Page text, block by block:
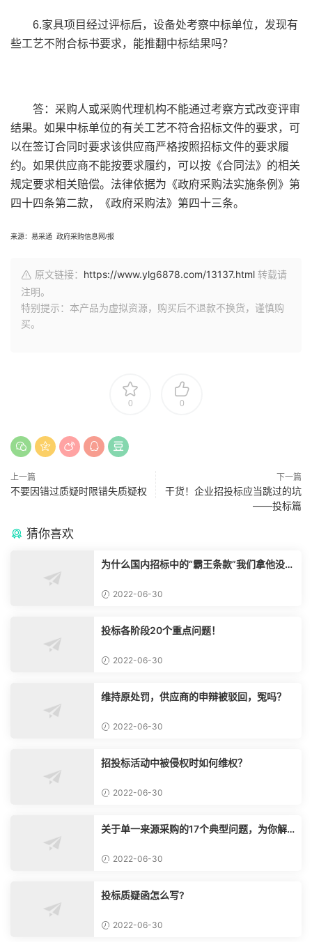
6.家具项目经过评标后，设备处考察中标单位，发现有
些工艺不附合标书要求，能推翻中标结果吗？
答：采购人或采购代理机构不能通过考察方式改变评审
结果。如果中标单位的有关工艺不符合招标文件的要求，可
以在签订合同时要求该供应商严格按照招标文件的要求履
约。如果供应商不能按要求履约，可以按《合同法》的相关
规定要求相关赔偿。法律依据为《政府采购法实施条例》第
四十四条第二款，《政府采购法》第四十三条。
来源：易采通 政府采购信息网/报
原文链接： https://www.ylg6878.com/13137.html 转载请
注明。
特别提示：本产品为虚拟资源，购买后不退款不换货，谨慎购
买。
0 0
上一篇
不要因错过质疑时限错失质疑权
下一篇
干货！企业招投标应当跳过的坑
——投标篇
猜你喜欢
为什么国内招标中的“霸王条款”我们拿他没脾
2022-06-30
投标各阶段20个重点问题！
2022-06-30
维持原处罚，供应商的申辩被驳回，冤吗？
2022-06-30
招投标活动中被侵权时如何维权？
2022-06-30
关于单一来源采购的17个典型问题，为你解
2022-06-30
投标质疑函怎么写?
2022-06-30